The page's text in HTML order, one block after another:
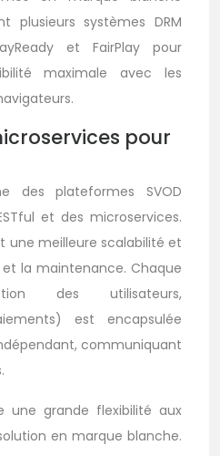
plusieurs systèmes DRM
et FairPlay pour
maximale avec les
pour
des plateformes SVOD
et des microservices.
une meilleure scalabilité et
la maintenance. Chaque
des utilisateurs,
est encapsulée
communiquant
une grande flexibilité aux
en marque blanche.